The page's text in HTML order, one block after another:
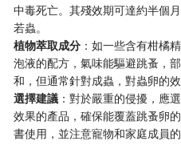
中毒死亡。其殘效期可達約半個
若蟲。
植物萃取成分 ：如一些含有柑橘
泡液的配方，氣味能驅避跳蚤，
和，但通常針對成蟲，對蟲卵的效
選擇建議 ：對於嚴重的侵擾，應
效果的產品，確保能覆蓋跳蚤卵
書使用，並注意寵物和家庭成員的